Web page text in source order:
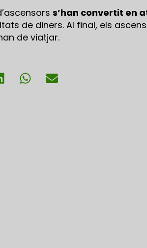
s’han convertit en
de diners. Al final, els
de viatjar.